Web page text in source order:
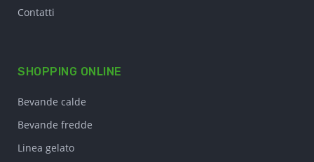
Contatti
SHOPPING ONLINE
Bevande calde
Bevande fredde
Linea gelato